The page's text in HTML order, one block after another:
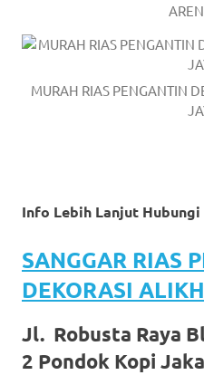
MURAH RIAS PENGANTIN
Info Lebih Lanjut Hubungi
SANGGAR RIAS
DEKORASI
Jl. Robusta Raya
2 Pondok Kopi